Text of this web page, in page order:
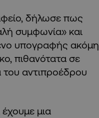
δήλωσε πως
συμφωνία» και
υπογραφής ακόμη
πιθανότατα σε
αντιπροέδρου
έχουμε μια